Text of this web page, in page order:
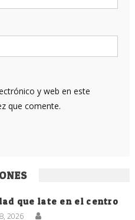
y web en este
que comente.
que late en el centro
2026